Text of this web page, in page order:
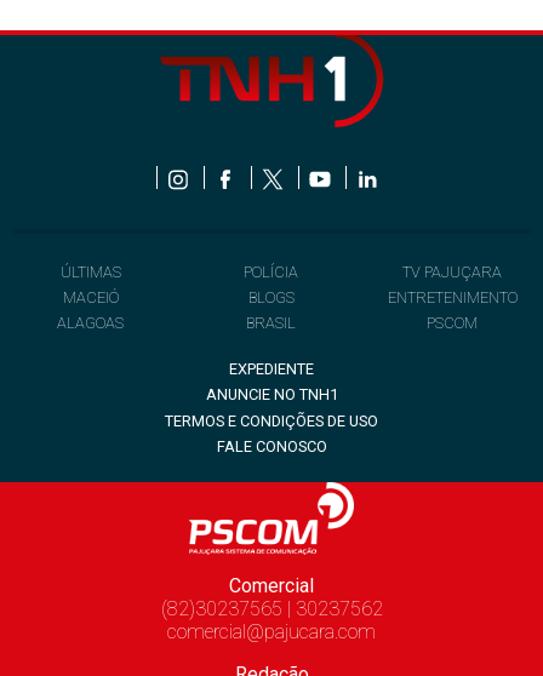
ÚLTIMAS
MACEIÓ
ALAGOAS
POLÍCIA
BLOGS
BRASIL
TV PAJUÇARA
ENTRETENIMENTO
PSCOM
EXPEDIENTE
ANUNCIE NO TNH1
TERMOS E CONDIÇÕES DE USO
FALE CONOSCO
Comercial
(82)30237565 | 30237562
comercial@pajucara.com